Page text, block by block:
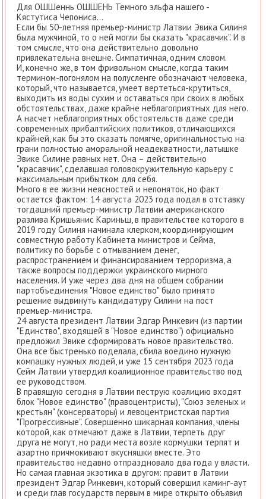
Для ОШШеннь ОШШЕНЬ Темного эльфа нашего -
Кястутиса Чепониса...
Если бы 50-летняя премьер-министр Латвии Эвика Силиня
была мужчиной, то о ней могли бы сказать "красавчик". И в
том смысле, что она действительно довольно
привлекательна внешне. Симпатичная, одним словом.
И, конечно же, в том фривольном смысле, когда таким
термином-погонялом на полусленге обозначают человека,
который, что называется, умеет вертеться-крутиться,
выходить из воды сухим и оставаться при своих в любых
обстоятельствах, даже крайне неблагоприятных для него.
А насчет неблагоприятных обстоятельств даже среди
современных прибалтийских политиков, отличающихся
крайней, как бы это сказать помягче, оригинальностью на
грани полностью аморальной неадекватности, латышке
Эвике Силине равных нет. Она – действительно
"красавчик", сделавшая головокружительную карьеру с
максимальным прибытком для себя.
Много в ее жизни неясностей и непоняток, но факт
остается фактом: 14 августа 2023 года подал в отставку
тогдашний премьер-министр Латвии американского
разлива Кришьянис Кариньш, в правительстве которого в
2019 году Силиня начинала клерком, координирующим
совместную работу Кабинета министров и Сейма,
политику по борьбе с отмыванием денег,
распространением и финансированием терроризма, а
также вопросы поддержки украинского мирного
населения. И уже через два дня на общем собрании
партобъединения "Новое единство" было принято
решение выдвинуть кандидатуру Силини на пост
премьер-министра.
24 августа президент Латвии Эдгар Ринкевич (из партии
"Единство", входящей в "Новое единство") официально
предложил Эвике сформировать новое правительство.
Она все быстренько поделала, сбила воедино нужную
компашку нужных людей, и уже 15 сентября 2023 года
Сейм Латвии утвердил коалиционное правительство под
ее руководством.
В правящую сегодня в Латвии пеструю коалицию входят
блок "Новое единство" (правоцентристы), "Союз зеленых и
крестьян" (консерваторы) и левоцентристская партия
"Прогрессивные". Совершенно шикарная компания, члены
которой, как отмечают даже в Латвии, терпеть друг
друга не могут, но ради места возле кормушки терпят и
азартно причмокивают вкусняшки вместе. Это
правительство недавно отпраздновало два года у власти.
Но самая главная экзотика в другом: правит в Латвии
президент Эдгар Ринкевич, который совершил каминг-аут
и среди глав государств первым в мире открыто объявил